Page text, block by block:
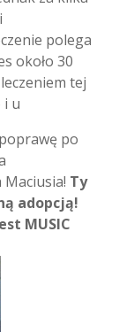
polega
około 30
tej
i u
po
Ty
adopcją!
MUSIC